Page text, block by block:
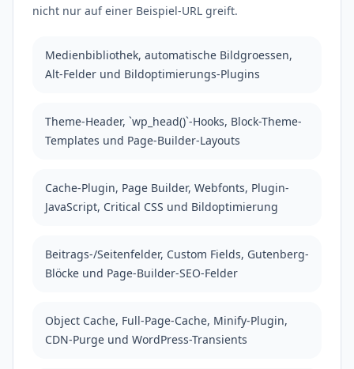
nicht nur auf einer Beispiel-URL greift.
Medienbibliothek, automatische Bildgroessen,
Alt-Felder und Bildoptimierungs-Plugins
Theme-Header, `wp_head()`-Hooks, Block-Theme-
Templates und Page-Builder-Layouts
Cache-Plugin, Page Builder, Webfonts, Plugin-
JavaScript, Critical CSS und Bildoptimierung
Beitrags-/Seitenfelder, Custom Fields, Gutenberg-
Blöcke und Page-Builder-SEO-Felder
Object Cache, Full-Page-Cache, Minify-Plugin,
CDN-Purge und WordPress-Transients